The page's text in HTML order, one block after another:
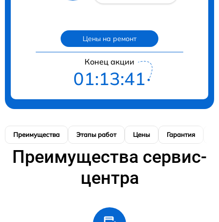
Цены на ремонт
Конец акции
01:13:41
Преимущества Этапы работ Цены Гарантия
Преимущества сервис-
центра